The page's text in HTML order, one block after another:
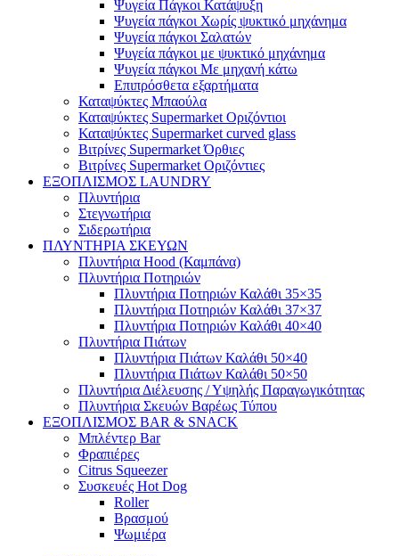
Ψυγεία Πάγκοι Κατάψυξη
Ψυγεία πάγκοι Χωρίς ψυκτικό μηχάνημα
Ψυγεία πάγκοι Σαλατών
Ψυγεία πάγκοι με ψυκτικό μηχάνημα
Ψυγεία πάγκοι Με μηχανή κάτω
Επιπρόσθετα εξαρτήματα
Καταψύκτες Μπαούλα
Καταψύκτες Supermarket Οριζόντιοι
Καταψύκτες Supermarket curved glass
Βιτρίνες Supermarket Όρθιες
Βιτρίνες Supermarket Οριζόντιες
ΕΞΟΠΛΙΣΜΟΣ LAUNDRY
Πλυντήρια
Στεγνωτήρια
Σιδερωτήρια
ΠΛΥΝΤΗΡΙΑ ΣΚΕΥΩΝ
Πλυντήρια Hood (Καμπάνα)
Πλυντήρια Ποτηριών
Πλυντήρια Ποτηριών Καλάθι 35×35
Πλυντήρια Ποτηριών Καλάθι 37×37
Πλυντήρια Ποτηριών Καλάθι 40×40
Πλυντήρια Πιάτων
Πλυντήρια Πιάτων Καλάθι 50×40
Πλυντήρια Πιάτων Καλάθι 50×50
Πλυντήρια Διέλευσης / Υψηλής Παραγωγικότητας
Πλυντήρια Σκευών Βαρέως Τύπου
ΕΞΟΠΛΙΣΜΟΣ BAR & SNACK
Μπλέντερ Bar
Φραπιέρες
Citrus Squeezer
Συσκευές Hot Dog
Roller
Βρασμού
Ψωμιέρα